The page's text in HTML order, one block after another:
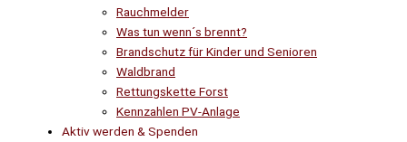
Rauchmelder
Was tun wenn´s brennt?
Brandschutz für Kinder und Senioren
Waldbrand
Rettungskette Forst
Kennzahlen PV-Anlage
Aktiv werden & Spenden